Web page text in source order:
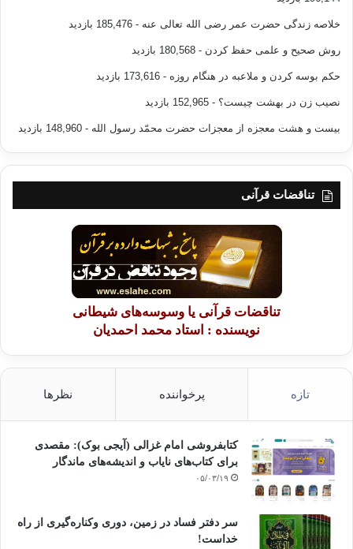
خلاصه زندگی حضرت عمر رضی الله تعالی عنه - 185,476 بازدید
روش صحیح و علمی حفظ کردن - 180,568 بازدید
حکم بوسه کردن و ملاعبه در هنگام روزه - 173,616 بازدید
نصیب زن در بهشت چیست؟ - 152,965 بازدید
بیست و هشت معجزه از معجزات حضرت محمّد رسول الله - 148,960 بازدید
تناقضات قرآنی
تناقضات قرآنی یا وسوسه‌های شیطانی
نویسنده : استاد محمد احمدیان
تازه پرخواننده نظرها
کتابفروشی امام غزالی (آیجی بوک): مقصدی
برای کتاب‌های نایاب و اندیشه‌های ماندگار
۰۵/۰۳/۱۹
سر دفتر فساد در زمین‌، دوری وکناره‌گیری از راه
خداست‌!